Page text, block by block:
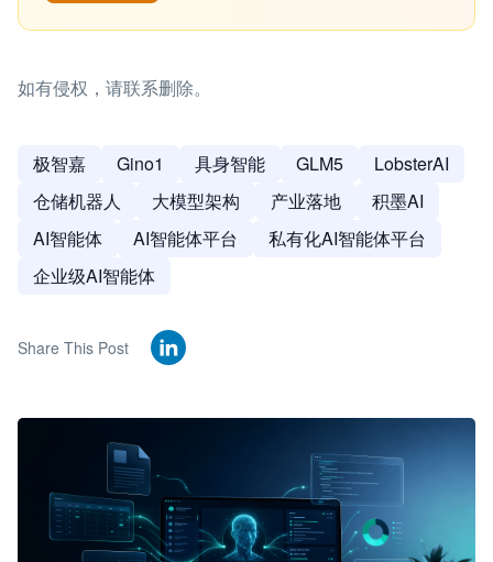
如有侵权，请联系删除。
极智嘉 Gino1 具身智能 GLM5
LobsterAI
仓储机器人
大模型架构 产业落地
积墨AI
AI智能体
AI智能体平台
私有化AI智能体平台
企业级AI智能体
Share This Post